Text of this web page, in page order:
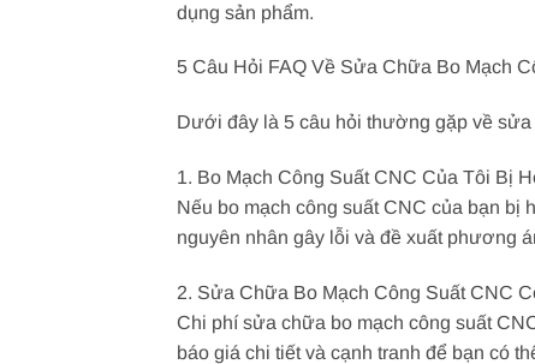
dụng sản phẩm.
5 Câu Hỏi FAQ Về Sửa Chữa Bo Mạch
Dưới đây là 5 câu hỏi thường gặp về
1. Bo Mạch Công Suất CNC Của Tôi Bị
Nếu bo mạch công suất CNC của bạn
nguyên nhân gây lỗi và đề xuất phương
2. Sửa Chữa Bo Mạch Công Suất CNC
Chi phí sửa chữa bo mạch công suất
báo giá chi tiết và cạnh tranh để bạn có